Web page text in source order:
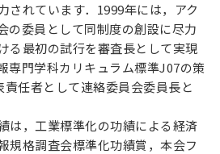
されています．1999年には，アク
の委員として同制度の創設に尽力
る最初の試行を審査長として実現
専門学科カリキュラム標準J07の策
任者として連絡委員会委員長と
は，工業標準化の功績による経済
規格調査会標準化功績賞，本会フ